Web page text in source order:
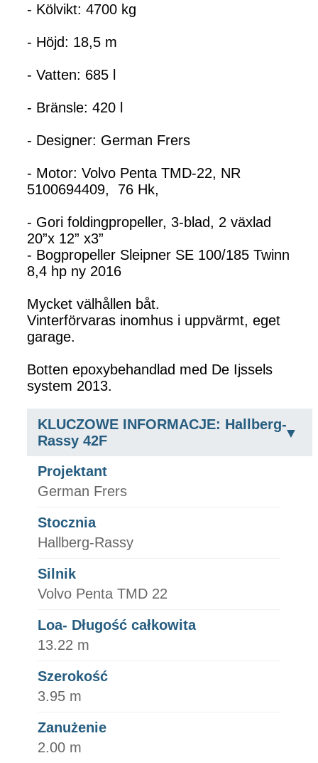
- Kölvikt: 4700 kg
- Höjd: 18,5 m
- Vatten: 685 l
- Bränsle: 420 l
- Designer: German Frers
- Motor: Volvo Penta TMD-22, NR
5100694409, 76 Hk,
- Gori foldingpropeller, 3-blad, 2 växlad
20”x 12” x3”
- Bogpropeller Sleipner SE 100/185 Twinn
8,4 hp ny 2016
Mycket välhållen båt.
Vinterförvaras inomhus i uppvärmt, eget
garage.
Botten epoxybehandlad med De Ijssels
system 2013.
KLUCZOWE INFORMACJE: Hallberg-
Rassy 42F
Projektant
German Frers
Stocznia
Hallberg-Rassy
Silnik
Volvo Penta TMD 22
Loa- Długość całkowita
13.22 m
Szerokość
3.95 m
Zanużenie
2.00 m